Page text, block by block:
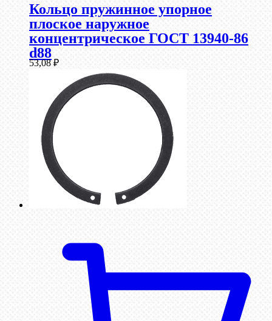
Кольцо пружинное упорное
плоское наружное
концентрическое ГОСТ 13940-86
d88
53,08₽